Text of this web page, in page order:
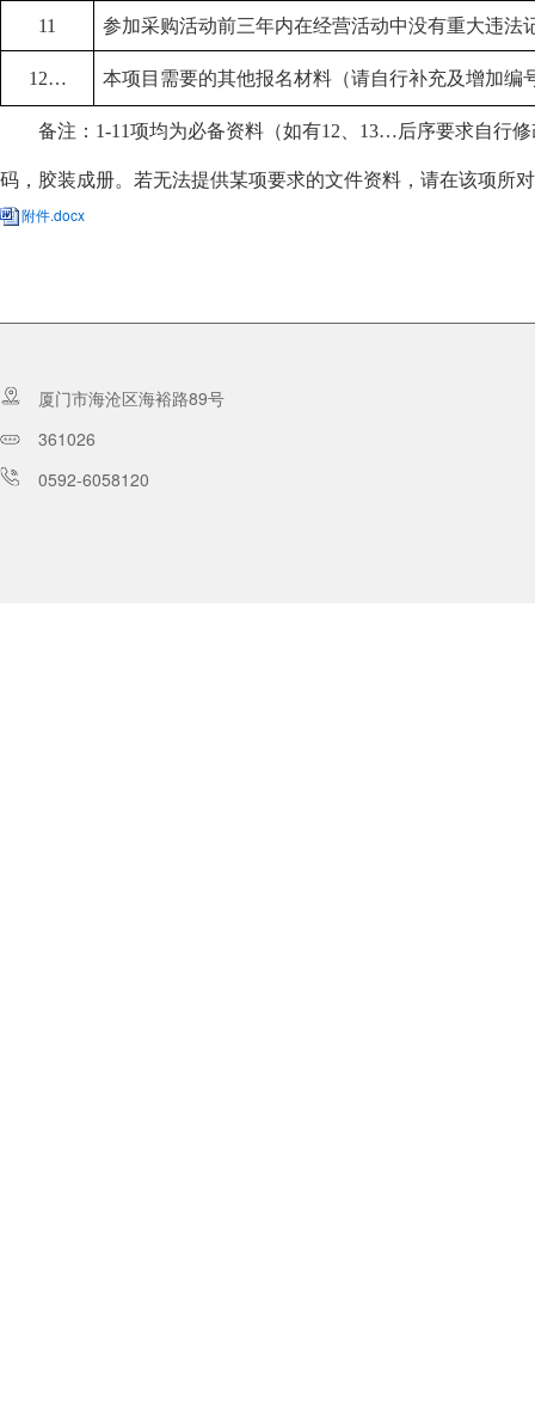
11 参加采购活动前三年内在经营活动中没有重大违法
12… 本项目需要的其他报名材料（请自行补充及增加编
备注： 1-11项均为必备资料（如有12、13…后序要求自行
码，胶装成册。若无法提供某项要求的文件资料，请在该项所
附件.docx
厦门市海沧区海裕路89号
361026
0592-6058120